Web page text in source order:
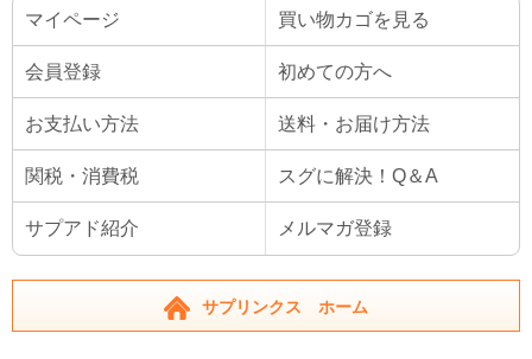
マイページ 買い物カゴを見る
会員登録 初めての方へ
お支払い方法 送料・お届け方法
関税・消費税 スグに解決！Q＆A
サプアド紹介 メルマガ登録
サプリンクス ホーム